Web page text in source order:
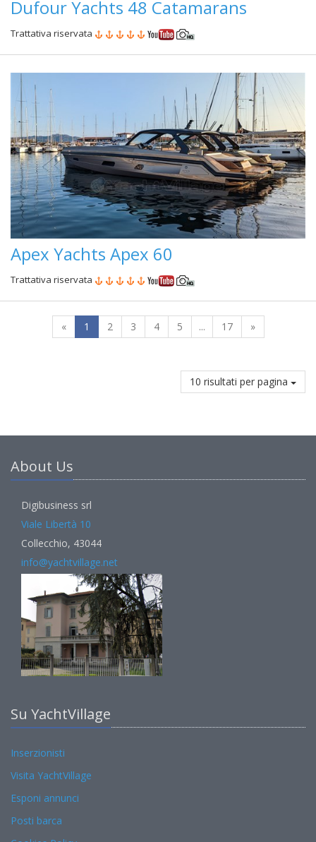
Dufour Yachts 48 Catamarans
Trattativa riservata
Apex Yachts Apex 60
Trattativa riservata
« 1 2 3 4 5 ... 17 »
10 risultati per pagina
About Us
Digibusiness srl
Viale Libertà 10
Collecchio, 43044
info@yachtvillage.net
Su YachtVillage
Inserzionisti
Visita YachtVillage
Esponi annunci
Posti barca